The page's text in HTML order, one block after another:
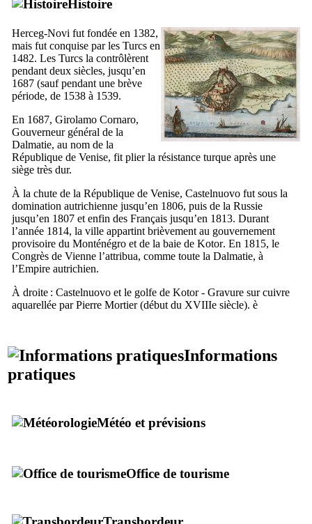
Histoire
Herceg-Novi fut fondée en 1382,
mais fut conquise par les Turcs en
1482. Les Turcs la contrôlèrent
pendant deux siècles, jusqu’en
1687 (sauf pendant une brève
période, de 1538 à 1539.
En 1687, Girolamo Cornaro,
Gouverneur général de la
Dalmatie, au nom de la
République de Venise, fit plier la résistance turque après une
siège très dur.
À la chute de la République de Venise, Castelnuovo fut sous la
domination autrichienne jusqu’en 1806, puis de la Russie
jusqu’en 1807 et enfin des Français jusqu’en 1813. Durant
l’année 1814, la ville appartint brièvement au gouvernement
provisoire du Monténégro et de la baie de Kotor. En 1815, le
Congrès de Vienne l’attribua, comme toute la Dalmatie, à
l’Empire autrichien.
À droite : Castelnuovo et le golfe de Kotor- Gravure sur cuivre
aquarellée par Pierre Mortier (début du XVIIIe siècle). è
Informations
pratiques
Météo et prévisions
Office de tourisme